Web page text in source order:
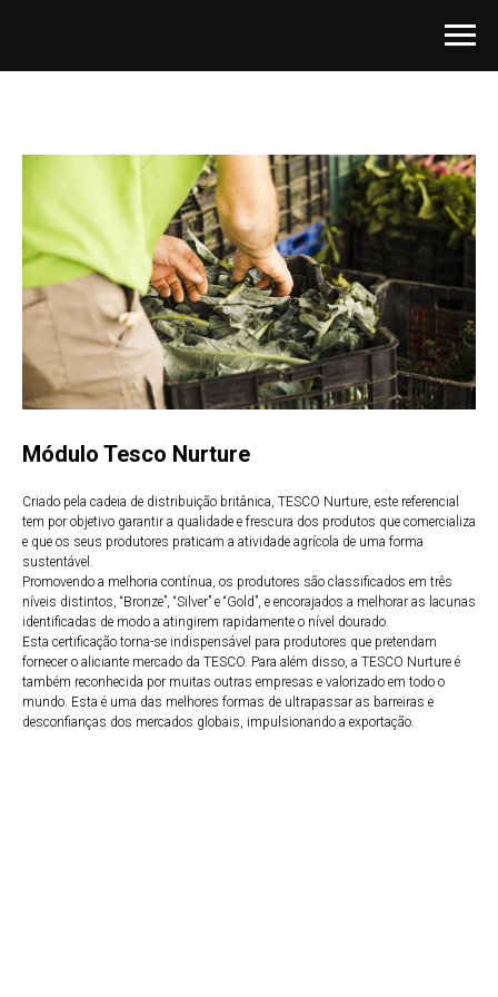
Módulo Tesco Nurture
Criado pela cadeia de distribuição britânica, TESCO Nurture, este referencial
tem por objetivo garantir a qualidade e frescura dos produtos que comercializa
e que os seus produtores praticam a atividade agrícola de uma forma
sustentável.
Promovendo a melhoria contínua, os produtores são classificados em três
níveis distintos, “Bronze”, “Silver” e “Gold”, e encorajados a melhorar as lacunas
identificadas de modo a atingirem rapidamente o nível dourado.
Esta certificação torna-se indispensável para produtores que pretendam
fornecer o aliciante mercado da TESCO. Para além disso, a TESCO Nurture é
também reconhecida por muitas outras empresas e valorizado em todo o
mundo. Esta é uma das melhores formas de ultrapassar as barreiras e
desconfianças dos mercados globais, impulsionando a exportação.